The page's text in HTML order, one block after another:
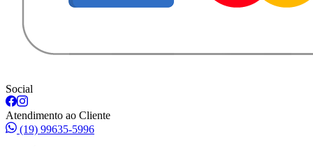
Social
Atendimento ao Cliente
(19) 99635-5996